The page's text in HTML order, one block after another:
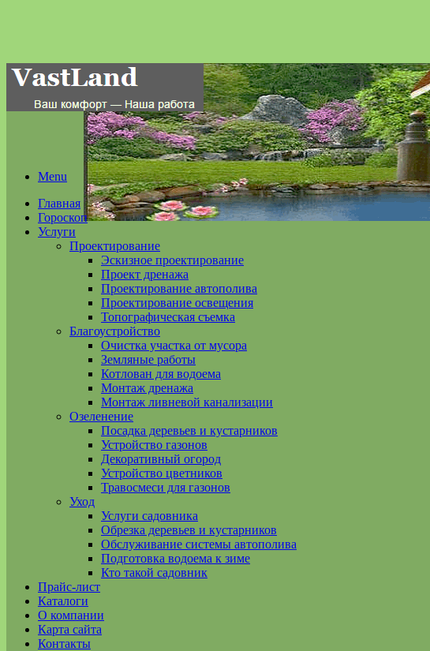
Menu
Главная
Гороскоп
Услуги
Проектирование
Эскизное проектирование
Проект дренажа
Проектирование автополива
Проектирование освещения
Топографическая съемка
Благоустройство
Очистка участка от мусора
Земляные работы
Котлован для водоема
Монтаж дренажа
Монтаж ливневой канализации
Озеленение
Посадка деревьев и кустарников
Устройство газонов
Декоративный огород
Устройство цветников
Травосмеси для газонов
Уход
Услуги садовника
Обрезка деревьев и кустарников
Обслуживание системы автополива
Подготовка водоема к зиме
Кто такой садовник
Прайс-лист
Каталоги
О компании
Карта сайта
Контакты